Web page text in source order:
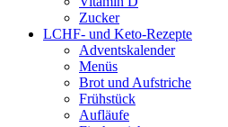
Zucker
LCHF- und Keto-Rezepte
Adventskalender
Menüs
Brot und Aufstriche
Frühstück
Aufläufe